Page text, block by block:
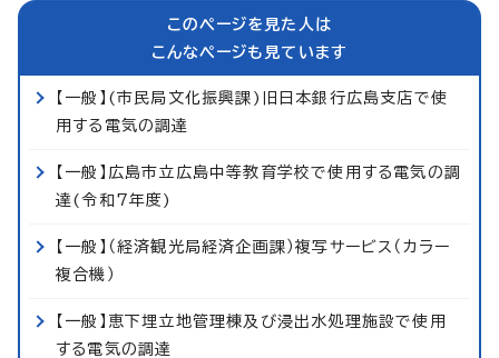
このページを見た人は
こんなページも見ています
【一般】(市民局文化振興課)旧日本銀行広島支店で使
用する電気の調達
【一般】広島市立広島中等教育学校で使用する電気の調
達(令和7年度)
【一般】（経済観光局経済企画課）複写サービス（カラー
複合機）
【一般】恵下埋立地管理棟及び浸出水処理施設で使用
する電気の調達